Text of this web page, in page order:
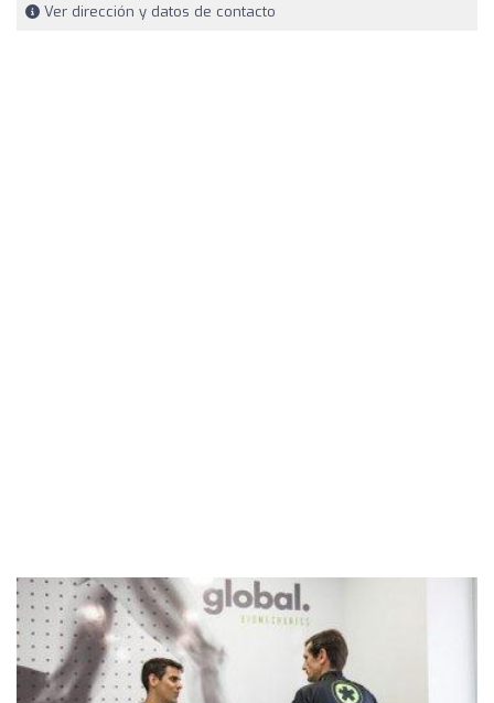
Ver dirección y datos de contacto